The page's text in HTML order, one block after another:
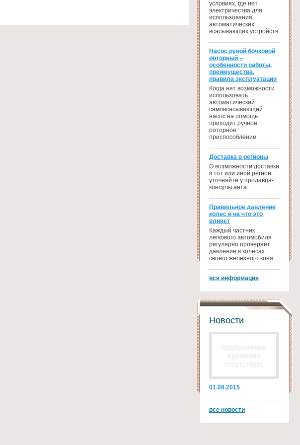
условиях, где нет
электричества для
использования
автоматических
всасывающих устройств.
Насос руной бочковой
роторный –
особенности работы,
преимущества,
правила эксплуатации
Когда нет возможности
использовать
автоматический
самовсасывающий
насос на помощь
приходит ручное
роторное
приспособление.
Доставка в регионы
О возможности доставки
в тот или иной регион
уточняйте у продавца-
консультанта
Правильное давление
колес и на что это
влияет
Каждый частник
легкового автомобиля
регулярно проверяет
давление в колесах
своего железного коня...
вся информация
Новости
01.08.2015
все новости